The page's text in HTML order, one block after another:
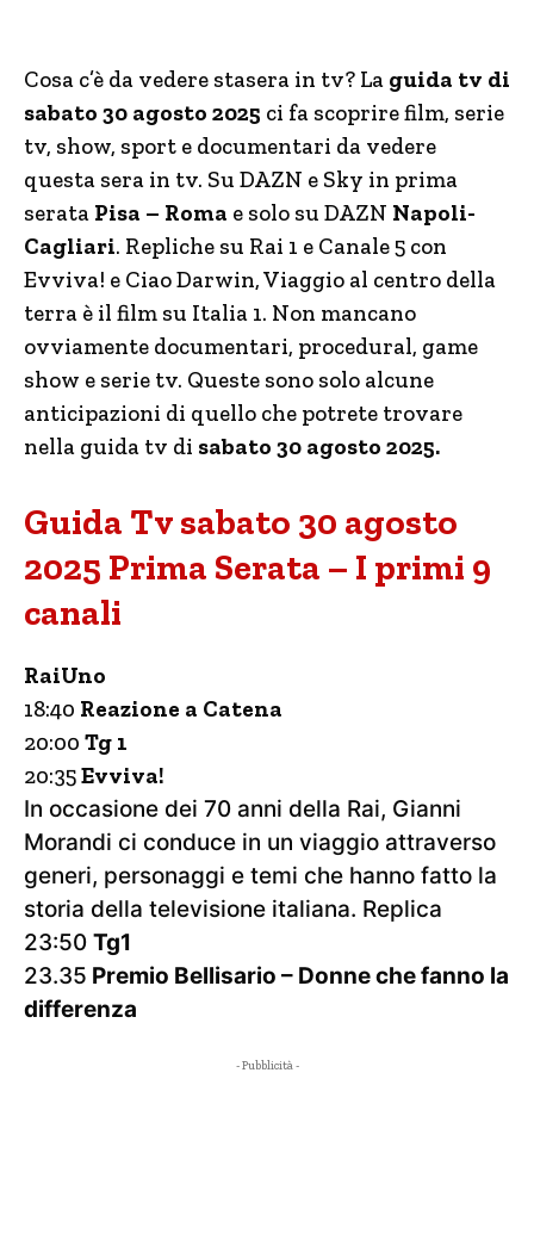
Cosa c’è da vedere stasera in tv? La guida tv di
sabato 30 agosto 2025 ci fa scoprire film, serie
tv, show, sport e documentari da vedere
questa sera in tv. Su DAZN e Sky in prima
serata Pisa – Roma e solo su DAZN Napoli-
Cagliari. Repliche su Rai 1 e Canale 5 con
Evviva! e Ciao Darwin, Viaggio al centro della
terra è il film su Italia 1. Non mancano
ovviamente documentari, procedural, game
show e serie tv. Queste sono solo alcune
anticipazioni di quello che potrete trovare
nella guida tv di sabato 30 agosto 2025.
Guida Tv sabato 30 agosto
2025 Prima Serata – I primi 9
canali
RaiUno
18:40 Reazione a Catena
20:00 Tg 1
20:35Evviva!
In occasione dei 70 anni della Rai, Gianni
Morandi ci conduce in un viaggio attraverso
generi, personaggi e temi che hanno fatto la
storia della televisione italiana. Replica
23:50 Tg1
23.35 Premio Bellisario – Donne che fanno la
differenza
- Pubblicità -